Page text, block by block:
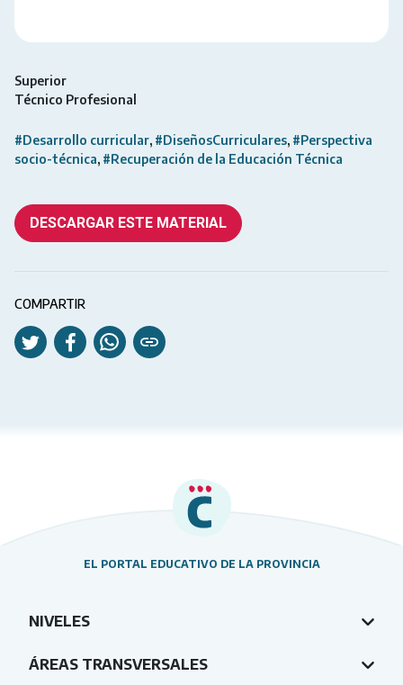
Superior
Técnico Profesional
#Desarrollo curricular #DiseñosCurriculares #Perspectiva
socio-técnica #Recuperación de la Educación Técnica
DESCARGAR ESTE MATERIAL
COMPARTIR
EL PORTAL EDUCATIVO DE LA PROVINCIA
NIVELES
ÁREAS TRANSVERSALES